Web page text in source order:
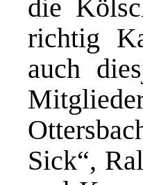
die
richtig
auch
Sick“,